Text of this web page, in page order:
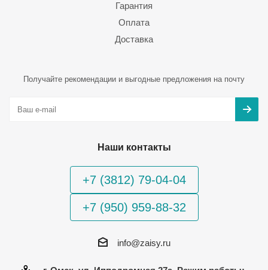
Гарантия
Оплата
Доставка
Получайте рекомендации и выгодные предложения на почту
Наши контакты
+7 (3812) 79-04-04
+7 (950) 959-88-32
info@zaisy.ru